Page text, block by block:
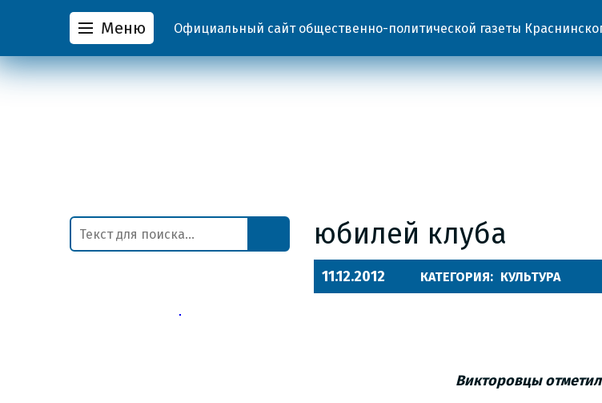
Меню Официальный сайт общественно-политической газеты
юбилей клуба
11.12.2012 КАТЕГОРИЯ: КУЛЬТУРА
Викторовцы